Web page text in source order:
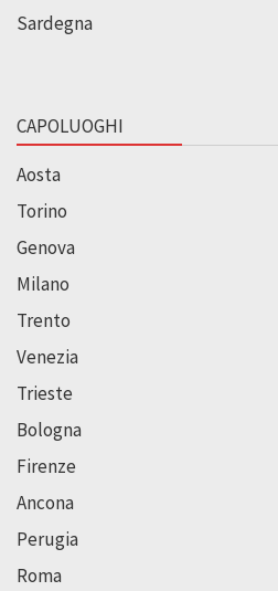
Sardegna
CAPOLUOGHI
Aosta
Torino
Genova
Milano
Trento
Venezia
Trieste
Bologna
Firenze
Ancona
Perugia
Roma